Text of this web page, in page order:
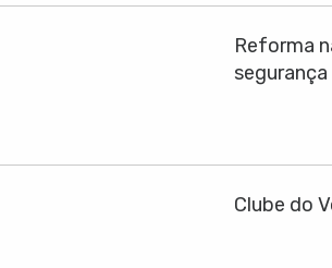
Reforma
segurança
Clube do